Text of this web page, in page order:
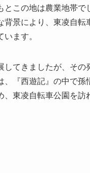
この地は農業地帯
景により、東凌自
ます。
てきましたが、そ
『西遊記』の中で
東凌自転車公園を